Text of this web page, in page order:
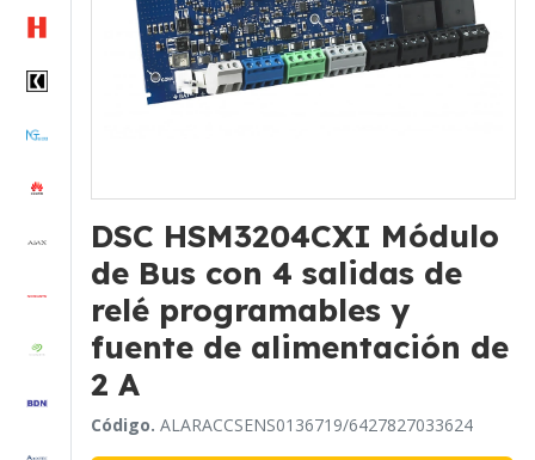
DSC HSM3204CXI Módulo
de Bus con 4 salidas de
relé programables y
fuente de alimentación de
2 A
Código. ALARACCSENS0136719/6427827033624